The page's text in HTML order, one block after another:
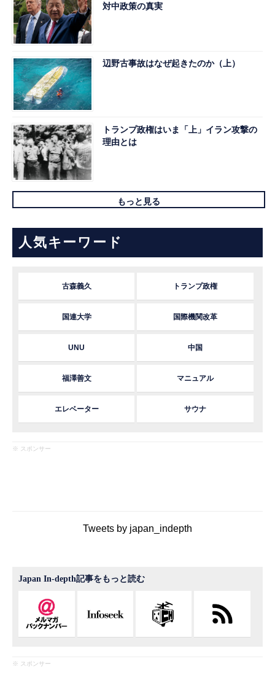
対中政策の真実
辺野古事故はなぜ起きたのか（上）
トランプ政権はいま「上」イラン攻撃の
理由とは
もっと見る
人気キーワード
古森義久 トランプ政権
国連大学 国際機関改革
UNU 中国
福澤善文 マニュアル
エレベーター サウナ
※ スポンサー
Tweets by japan_indepth
Japan In-depth記事をもっと読む
※ スポンサー